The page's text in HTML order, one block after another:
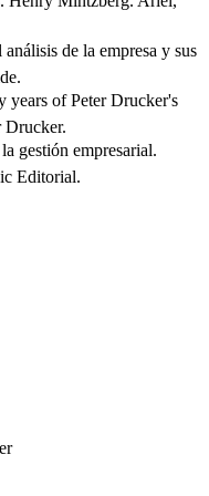
análisis de la empresa y sus
years of Peter Drucker's
Drucker.
gestión empresarial.
Editorial.